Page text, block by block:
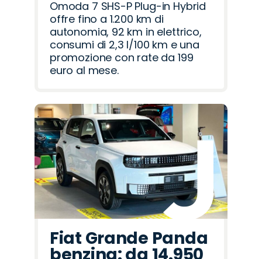
Omoda 7 SHS-P Plug-in Hybrid
offre fino a 1.200 km di
autonomia, 92 km in elettrico,
consumi di 2,3 l/100 km e una
promozione con rate da 199
euro al mese.
Fiat Grande Panda